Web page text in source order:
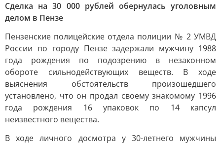
Сделка на 30 000 рублей обернулась уголовным
делом в Пензе
Пензенские полицейские отдела полиции № 2 УМВД
России по городу Пензе задержали мужчину 1988
года рождения по подозрению в незаконном
обороте сильнодействующих веществ. В ходе
выяснения обстоятельств произошедшего
установлено, что он продал своему знакомому 1996
года рождения 16 упаковок по 14 капсул
неизвестного вещества.
В ходе личного досмотра у 30-летнего мужчины